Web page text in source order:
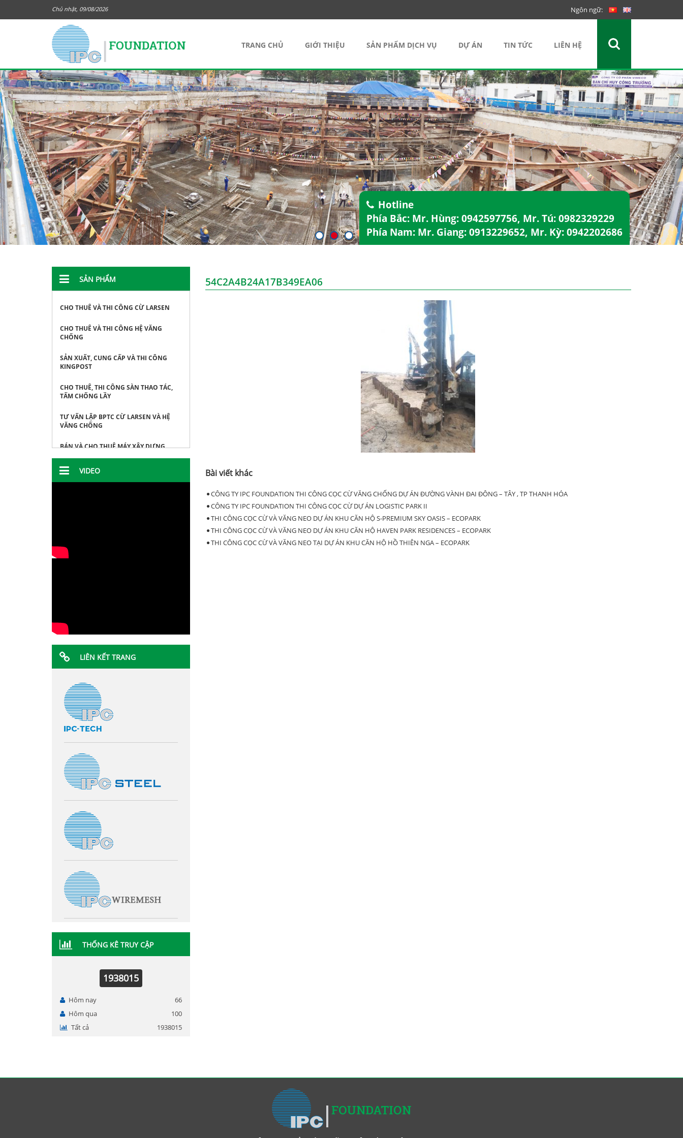
Chủ nhật, 09/08/2026 Ngôn ngữ:
TRANG CHỦ GIỚI THIỆU SẢN PHẨM DỊCH VỤ DỰ ÁN TIN TỨC LIÊN HỆ
Hotline
Phía Bắc: Mr. Hùng:0942597756, Mr. Tú:0982329229
Phía Nam: Mr. Giang:0913229652, Mr. Kỳ:0942202686
54C2A4B24A17B349EA06
Bài viết khác
CÔNG TY IPC FOUNDATION THI CÔNG CỌC CỪ VĂNG CHỐNG DỰ ÁN ĐƯỜNG VÀNH ĐAI ĐÔNG – TÂY , TP THANH HÓA
CÔNG TY IPC FOUNDATION THI CÔNG CỌC CỪ DỰ ÁN LOGISTIC PARK II
THI CÔNG CỌC CỪ VÀ VĂNG NEO DỰ ÁN KHU CĂN HỘ S-PREMIUM SKY OASIS – ECOPARK
THI CÔNG CỌC CỪ VÀ VĂNG NEO DỰ ÁN KHU CĂN HỘ HAVEN PARK RESIDENCES – ECOPARK
THI CÔNG CỌC CỪ VÀ VĂNG NEO TẠI DỰ ÁN KHU CĂN HỘ HỒ THIÊN NGA – ECOPARK
SẢN PHẨM
CHO THUÊ VÀ THI CÔNG CỪ LARSEN
CHO THUÊ VÀ THI CÔNG HỆ VĂNG
CHỐNG
SẢN XUẤT, CUNG CẤP VÀ THI CÔNG
KINGPOST
CHO THUÊ, THI CÔNG SÀN THAO TÁC,
TẤM CHỐNG LẦY
TƯ VẤN LẬP BPTC CỪ LARSEN VÀ HỆ
VĂNG CHỐNG
BÁN VÀ CHO THUÊ MÁY XÂY DỰNG
VIDEO
LIÊN KẾT TRANG
THỐNG KÊ TRUY CẬP
1938015
Hôm nay
66
Hôm qua
100
Tất cả
1938015